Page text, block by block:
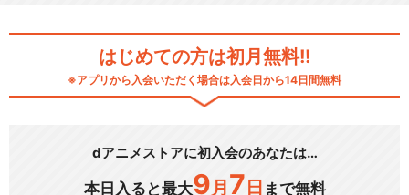
はじめての方は初月無料!!
※アプリから入会いただく場合は入会日から14日間無料
dアニメストアに初入会のあなたは…
本日入ると最大9 月 7 日 まで無料